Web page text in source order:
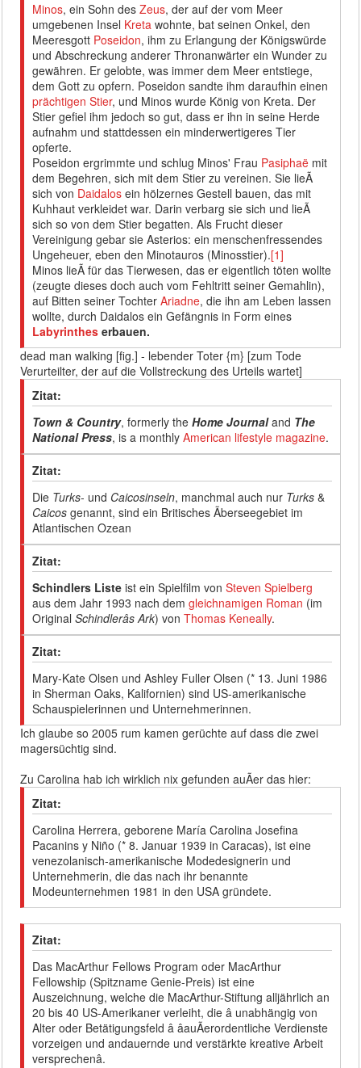
Minos, ein Sohn desZeus, der auf der vom Meer
umgebenen Insel Kreta wohnte, bat seinen Onkel, den
Meeresgott Poseidon, ihm zu Erlangung der Königswürde
und Abschreckung anderer Thronanwärter ein Wunder zu
gewähren. Er gelobte, was immer dem Meer entstiege,
dem Gott zu opfern. Poseidon sandte ihm daraufhin einen
prächtigen Stier, und Minos wurde König von Kreta. Der
Stier gefiel ihm jedoch so gut, dass er ihn in seine Herde
aufnahm und stattdessen ein minderwertigeres Tier
opferte.
Poseidon ergrimmte und schlug Minos' Frau Pasiphaë mit
dem Begehren, sich mit dem Stier zu vereinen. Sie lieÃ
sich von Daidalos ein hölzernes Gestell bauen, das mit
Kuhhaut verkleidet war. Darin verbarg sie sich und lieÃ
sich so von dem Stier begatten. Als Frucht dieser
Vereinigung gebar sie Asterios: ein menschenfressendes
Ungeheuer, eben den Minotauros (Minosstier).[1]
Minos lieÃ für das Tierwesen, das er eigentlich töten wollte
(zeugte dieses doch auch vom Fehltritt seiner Gemahlin),
auf Bitten seiner TochterAriadne, die ihn am Leben lassen
wollte, durch Daidalos ein Gefängnis in Form eines
Labyrinthes erbauen.
dead man walking [fig.] - lebender Toter {m} [zum Tode
Verurteilter, der auf die Vollstreckung des Urteils wartet]
Zitat:
Town & Country, formerly theHome Journaland The
National Press, is a monthlyAmerican lifestyle magazine.
Zitat:
Die Turks- und Caicosinseln, manchmal auch nur Turks &
Caicos genannt, sind ein Britisches Ãberseegebiet im
Atlantischen Ozean
Zitat:
Schindlers Liste ist ein Spielfilm vonSteven Spielberg
aus dem Jahr 1993 nach demgleichnamigen Roman (im
OriginalSchindlerâs Ark) vonThomas Keneally.
Zitat:
Mary-Kate Olsen und Ashley Fuller Olsen (* 13. Juni 1986
in Sherman Oaks, Kalifornien) sind US-amerikanische
Schauspielerinnen und Unternehmerinnen.
Ich glaube so 2005 rum kamen gerüchte auf dass die zwei
magersüchtig sind.
Zu Carolina hab ich wirklich nix gefunden auÃer das hier:
Zitat:
Carolina Herrera, geborene María Carolina Josefina
Pacanins y Niño (* 8. Januar 1939 in Caracas), ist eine
venezolanisch-amerikanische Modedesignerin und
Unternehmerin, die das nach ihr benannte
Modeunternehmen 1981 in den USA gründete.
Zitat:
Das MacArthur Fellows Program oder MacArthur
Fellowship (Spitzname Genie-Preis) ist eine
Auszeichnung, welche die MacArthur-Stiftung alljährlich an
20 bis 40 US-Amerikaner verleiht, die â unabhängig von
Alter oder Betätigungsfeld â âauÃerordentliche Verdienste
vorzeigen und andauernde und verstärkte kreative Arbeit
versprechenâ.